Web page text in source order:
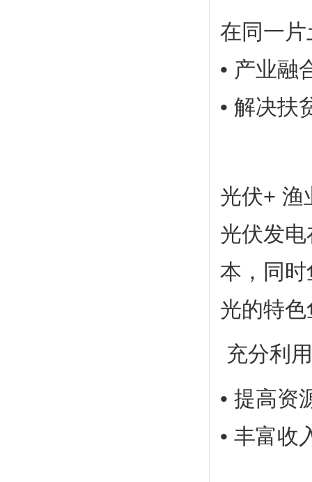
在同一
• 产业融
• 解决扶
光伏+
光伏发
本，同
光的特
充分利
• 提高资
• 丰富收